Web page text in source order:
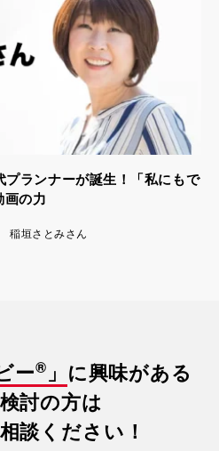
ランナーが誕生！「私にもで
画の力
稲垣さとみさん
ー® 」 に興味がある
討の方は
談ください！